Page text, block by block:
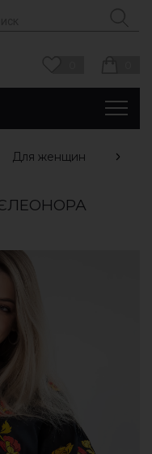
Для женщин